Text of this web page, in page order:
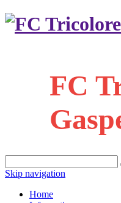
FC
Skip navigation
Home